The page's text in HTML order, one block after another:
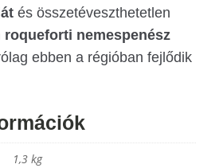
és összetéveszthetetlen
roqueforti nemespenész
ebben a régióban fejlődik
1,3 kg